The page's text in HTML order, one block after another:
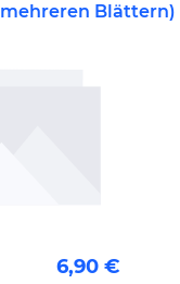
mehreren Blättern)
6,90 €